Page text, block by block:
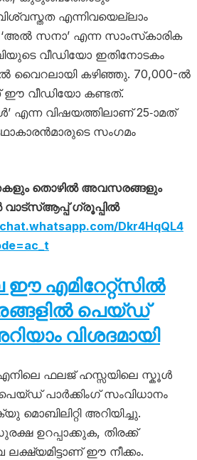
എന്നിവയെല്ലാം
സനാ’ എന്ന സാംസ്‌കാരിക
വീഡിയോ ഇതിനോടകം
വൈറലായി കഴിഞ്ഞു. 70,000-ൽ
വീഡിയോ കണ്ടത്.
എന്ന വിഷയത്തിലാണ് 25-ാമത്
സംഗമം
തൊഴിൽ അവസരങ്ങളും
ഗ്രൂപ്പിൽ
Dkr4HqQL4
എമിറേറ്റ്സിൽ
പെയ്ഡ്
വിശദമായി
ഫലജ് ഹസ്സയിലെ സ്കൂൾ
പാർക്കിംഗ് സംവിധാനം
മൊബിലിറ്റി അറിയിച്ചു.
ഉറപ്പാക്കുക, തിരക്ക്
ലക്ഷ്യമിട്ടാണ് ഈ നീക്കം.